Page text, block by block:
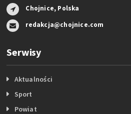
Chojnice, Polska
redakcja@chojnice.com
Serwisy
Aktualności
Sport
Powiat